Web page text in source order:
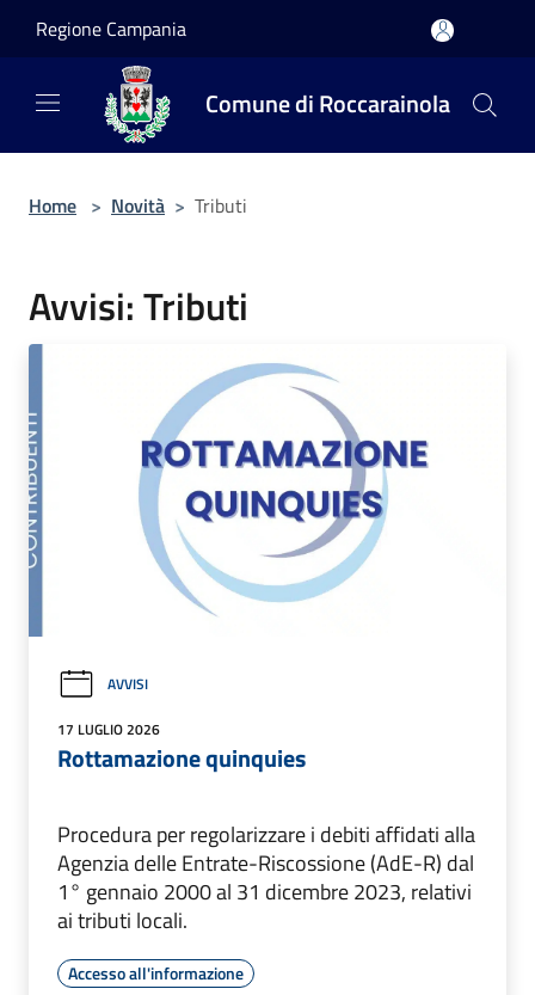
Regione Campania
Comune di Roccarainola
Home > Novità > Tributi
Avvisi: Tributi
AVVISI
17 LUGLIO 2026
Rottamazione quinquies
Procedura per regolarizzare i debiti affidati alla
Agenzia delle Entrate-Riscossione (AdE-R) dal
1° gennaio 2000 al 31 dicembre 2023, relativi
ai tributi locali.
Accesso all'informazione